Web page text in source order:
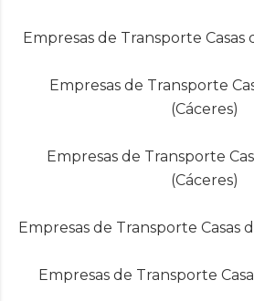
Empresas de Transporte Casas
Empresas de Transporte
(Cáceres)
Empresas de Transporte
(Cáceres)
Empresas de Transporte Casas
Empresas de Transporte